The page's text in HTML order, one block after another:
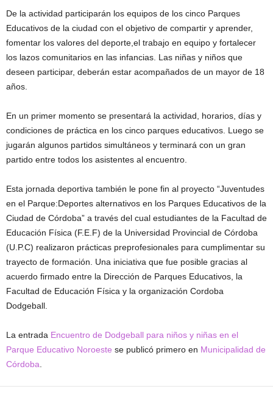
De la actividad participarán los equipos de los cinco Parques
Educativos de la ciudad con el objetivo de compartir y aprender,
fomentar los valores del deporte,el trabajo en equipo y fortalecer
los lazos comunitarios en las infancias. Las niñas y niños que
deseen participar, deberán estar acompañados de un mayor de 18
años.
En un primer momento se presentará la actividad, horarios, días y
condiciones de práctica en los cinco parques educativos. Luego se
jugarán algunos partidos simultáneos y terminará con un gran
partido entre todos los asistentes al encuentro.
Esta jornada deportiva también le pone fin al proyecto “Juventudes
en el Parque:Deportes alternativos en los Parques Educativos de la
Ciudad de Córdoba” a través del cual estudiantes de la Facultad de
Educación Física (F.E.F) de la Universidad Provincial de Córdoba
(U.P.C) realizaron prácticas preprofesionales para cumplimentar su
trayecto de formación. Una iniciativa que fue posible gracias al
acuerdo firmado entre la Dirección de Parques Educativos, la
Facultad de Educación Física y la organización Cordoba
Dodgeball.
La entrada Encuentro de Dodgeball para niños y niñas en el
Parque Educativo Noroeste se publicó primero en Municipalidad de
Córdoba